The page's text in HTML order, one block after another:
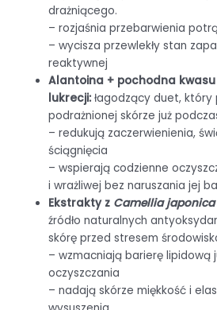
drażniącego.
– rozjaśnia przebarwienia
– wycisza przewlekły stan
reaktywnej
Alantoina + pochodna
lukrecji: łagodzący duet, który
podrażnionej skórze już
– redukują zaczerwienienia,
ściągnięcia
– wspierają codzienne
i wrażliwej bez naruszania jej
Ekstrakty z Camellia japonica
źródło naturalnych
skórę przed stresem
– wzmacniają barierę lipidową
oczyszczania
– nadają skórze miękkość i